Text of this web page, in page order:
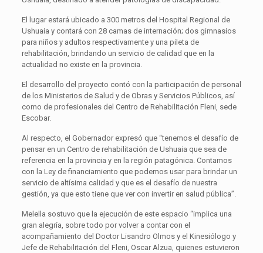
El lugar estará ubicado a 300 metros del Hospital Regional de
Ushuaia y contará con 28 camas de internación; dos gimnasios
para niños y adultos respectivamente y una pileta de
rehabilitación, brindando un servicio de calidad que en la
actualidad no existe en la provincia.
El desarrollo del proyecto contó con la participación de personal
de los Ministerios de Salud y de Obras y Servicios Públicos, así
como de profesionales del Centro de Rehabilitación Fleni, sede
Escobar.
Al respecto, el Gobernador expresó que “tenemos el desafío de
pensar en un Centro de rehabilitación de Ushuaia que sea de
referencia en la provincia y en la región patagónica. Contamos
con la Ley de financiamiento que podemos usar para brindar un
servicio de altísima calidad y que es el desafío de nuestra
gestión, ya que esto tiene que ver con invertir en salud pública”.
Melella sostuvo que la ejecución de este espacio “implica una
gran alegría, sobre todo por volver a contar con el
acompañamiento del Doctor Lisandro Olmos y el Kinesiólogo y
Jefe de Rehabilitación del Fleni, Oscar Alzua, quienes estuvieron